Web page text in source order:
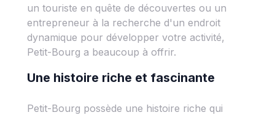
un touriste en quête de découvertes ou un
entrepreneur à la recherche d'un endroit
dynamique pour développer votre activité,
Petit-Bourg a beaucoup à offrir.
Une histoire riche et fascinante
Petit-Bourg possède une histoire riche qui